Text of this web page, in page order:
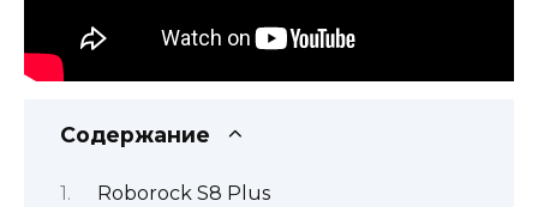
Содержание
Roborock S8 Plus